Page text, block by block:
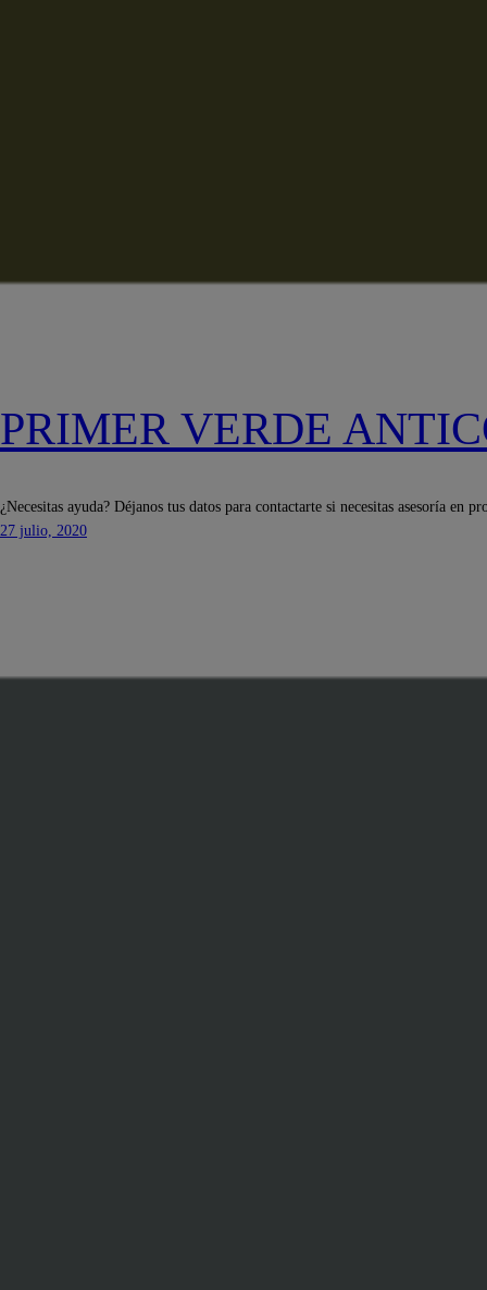
PRIMER VERDE
¿Necesitas ayuda? Déjanos tus datos para contactarte si necesitas asesoría en
27 julio, 2020